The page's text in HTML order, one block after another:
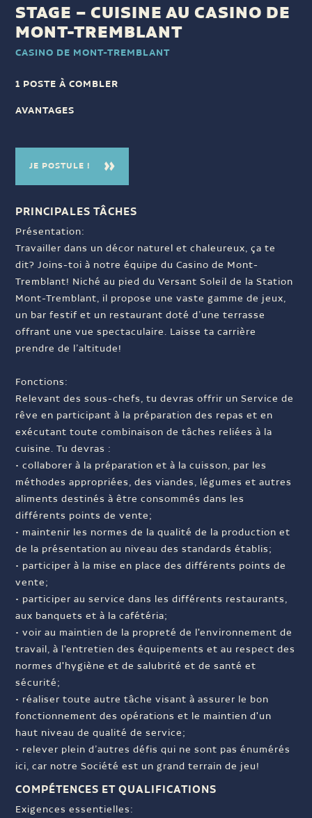
STAGE – CUISINE AU CASINO DE
MONT-TREMBLANT
CASINO DE MONT-TREMBLANT
1 POSTE À COMBLER
AVANTAGES
JE POSTULE !
PRINCIPALES TÂCHES
Présentation:
Travailler dans un décor naturel et chaleureux, ça te
dit? Joins-toi à notre équipe du Casino de Mont-
Tremblant! Niché au pied du Versant Soleil de la Station
Mont-Tremblant, il propose une vaste gamme de jeux,
un bar festif et un restaurant doté d’une terrasse
offrant une vue spectaculaire. Laisse ta carrière
prendre de l’altitude!
Fonctions:
Relevant des sous-chefs, tu devras offrir un Service de
rêve en participant à la préparation des repas et en
exécutant toute combinaison de tâches reliées à la
cuisine. Tu devras :
• collaborer à la préparation et à la cuisson, par les
méthodes appropriées, des viandes, légumes et autres
aliments destinés à être consommés dans les
différents points de vente;
• maintenir les normes de la qualité de la production et
de la présentation au niveau des standards établis;
• participer à la mise en place des différents points de
vente;
• participer au service dans les différents restaurants,
aux banquets et à la cafétéria;
• voir au maintien de la propreté de l'environnement de
travail, à l'entretien des équipements et au respect des
normes d'hygiène et de salubrité et de santé et
sécurité;
• réaliser toute autre tâche visant à assurer le bon
fonctionnement des opérations et le maintien d'un
haut niveau de qualité de service;
• relever plein d’autres défis qui ne sont pas énumérés
ici, car notre Société est un grand terrain de jeu!
COMPÉTENCES ET QUALIFICATIONS
Exigences essentielles: